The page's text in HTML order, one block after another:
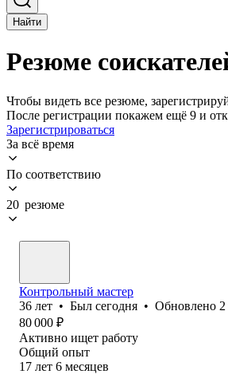
Найти
Резюме
Чтобы видеть все резюме,
После регистрации покажем ещё 9 и
Зарегистрироваться
За всё время
По соответствию
20 резюме
Контрольный мастер
36 лет • Был сегодня • Обновлено 2
80 000 ₽
Активно ищет работу
Общий опыт
17 лет 6 месяцев